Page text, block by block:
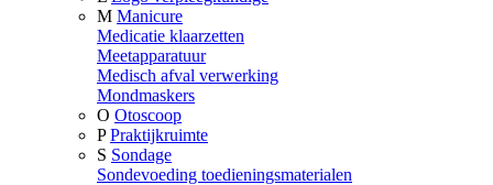
M Manicure
Medicatie klaarzetten
Meetapparatuur
Medisch afval verwerking
Mondmaskers
O Otoscoop
P Praktijkruimte
S Sondage
Sondevoeding toedieningsmaterialen